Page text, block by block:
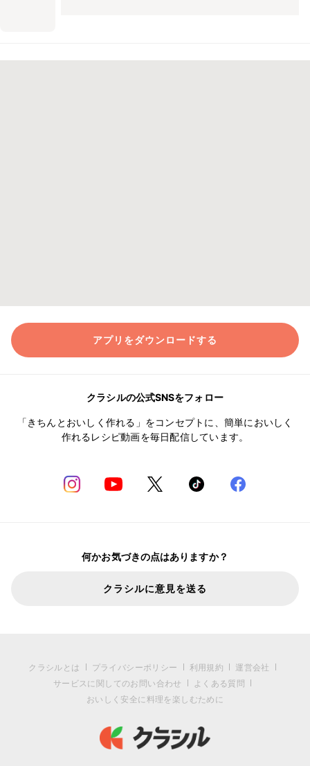
アプリをダウンロードする
クラシルの公式SNSをフォロー
「きちんとおいしく作れる」をコンセプトに、簡単においしく
作れるレシピ動画を毎日配信しています。
何かお気づきの点はありますか？
クラシルに意見を送る
クラシルとは プライバシーポリシー 利用規約
運営会社
サービスに関してのお問い合わせ
よくある質問
おいしく安全に料理を楽しむために